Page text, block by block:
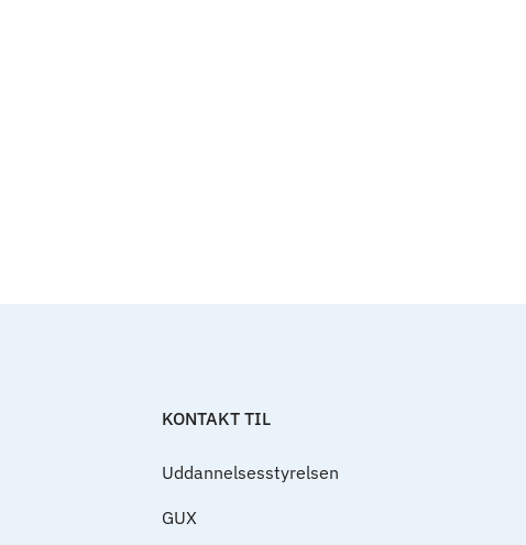
KONTAKT TIL
Uddannelsesstyrelsen
GUX